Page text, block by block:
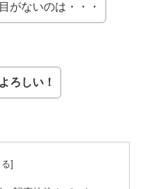
がないのは・・・
ろしい！